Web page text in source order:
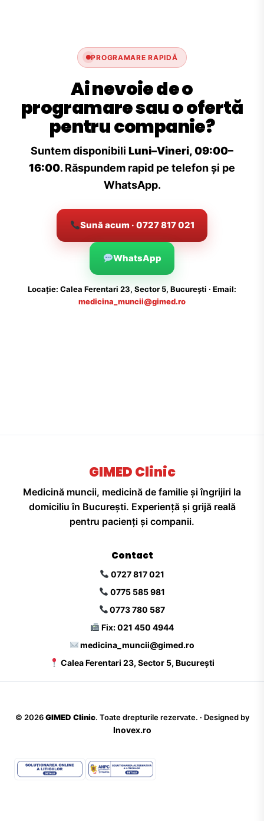
PROGRAMARE RAPIDĂ
Ai nevoie de o
programare sau o ofertă
pentru companie?
Suntem disponibili Luni–Vineri, 09:00–
16:00. Răspundem rapid pe telefon și pe
WhatsApp.
Sună acum · 0727 817 021
WhatsApp
Locație: Calea Ferentari 23, Sector 5, București · Email:
medicina_muncii@gimed.ro
GIMED Clinic
Medicină muncii, medicină de familie și îngrijiri la
domiciliu în București. Experiență și grijă reală
pentru pacienți și companii.
Contact
0727 817 021
0775 585 981
0773 780 587
Fix: 021 450 4944
medicina_muncii@gimed.ro
Calea Ferentari 23, Sector 5, București
© 2026 GIMED Clinic. Toate drepturile rezervate. · Designed by
Inovex.ro